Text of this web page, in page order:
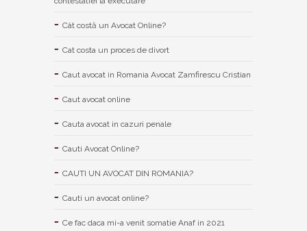
Cât costă un Avocat Online?
Cat costa un proces de divort
Caut avocat in Romania Avocat Zamfirescu Cristian
Caut avocat online
Cauta avocat in cazuri penale
Cauti Avocat Online?
CAUTI UN AVOCAT DIN ROMANIA?
Cauti un avocat online?
Ce fac daca mi-a venit somatie Anaf in 2021